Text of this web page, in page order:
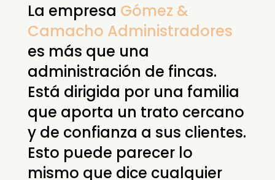
La empresa Gómez &
Camacho Administradores
es más que una
administración de fincas.
Está dirigida por una familia
que aporta un trato cercano
y de confianza a sus clientes.
Esto puede parecer lo
mismo que dice cualquier